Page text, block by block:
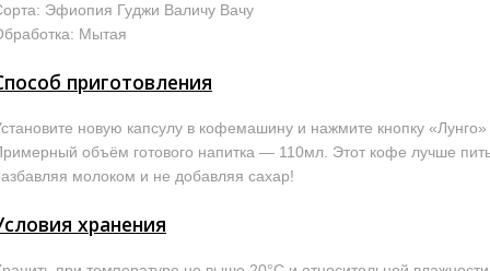
Эфиопия Гуджи Валичу Вачу
Мытая
приготовления
новую капсулу в кофемашину и нажмите кнопку
объём готового напитка — 110мл. Этот кофе лучше
молоком и не добавляя сахар!
хранения